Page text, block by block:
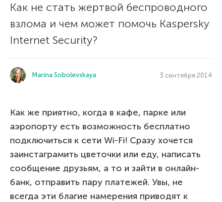
Как не стать жертвой беспроводного
взлома и чем может помочь Kaspersky
Internet Security?
Marina Sobolevskaya 3 сентября 2014
Как же приятно, когда в кафе, парке или
аэропорту есть возможность бесплатно
подключиться к сети Wi-Fi! Сразу хочется
заинстаграмить цветочки или еду, написать
сообщение друзьям, а то и зайти в онлайн-
банк, отправить пару платежей. Увы, не
всегда эти благие намерения приводят к